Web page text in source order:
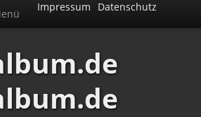
Impressum Datenschutz